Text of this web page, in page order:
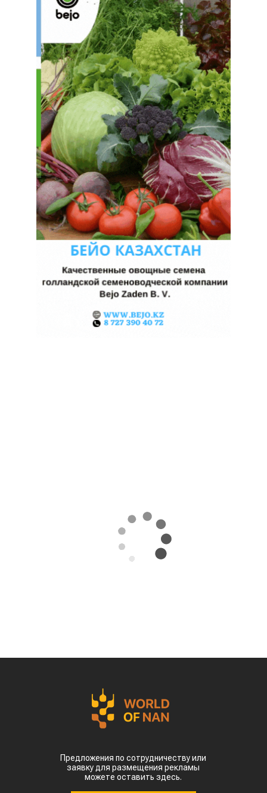
Предложения по сотрудничеству или
заявку для размещения рекламы
можете оставить здесь.